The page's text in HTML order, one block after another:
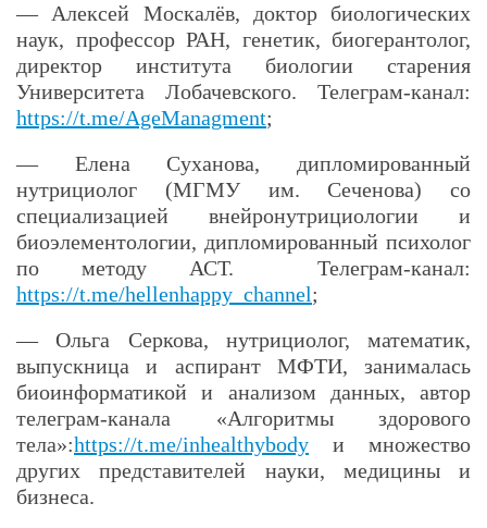
— Алексей Москалёв, доктор биологических
наук, профессор РАН, генетик, биогерантолог,
директор института биологии старения
Университета Лобачевского. Телеграм-канал:
https://t.me/AgeManagment;
— Елена Суханова, дипломированный
нутрициолог (МГМУ им. Сеченова) со
специализацией внейронутрициологии и
биоэлементологии, дипломированный психолог
по методу АСТ. Телеграм-канал:
https://t.me/hellenhappy_channel;
— Ольга Серкова, нутрициолог, математик,
выпускница и аспирант МФТИ, занималась
биоинформатикой и анализом данных, автор
телеграм-канала «Алгоритмы здорового
тела»:https://t.me/inhealthybody и множество
других представителей науки, медицины и
бизнеса.